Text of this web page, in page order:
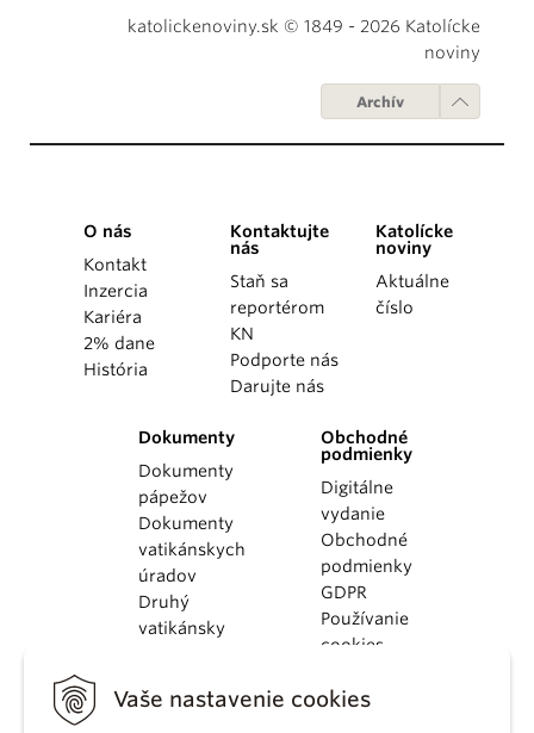
Vaše nastavenie cookies
katolickenoviny.sk © 1849 - 2026 Katolícke
noviny
Archív
O nás
Kontakt
Inzercia
Kariéra
2% dane
História
Kontaktujte
nás
Staň sa
reportérom
KN
Podporte nás
Darujte nás
Katolícke
noviny
Aktuálne
číslo
Dokumenty
Dokumenty
pápežov
Dokumenty
vatikánskych
úradov
Druhý
vatikánsky
KBS
Obchodné
podmienky
Digitálne
vydanie
Obchodné
podmienky
GDPR
Používanie
cookies